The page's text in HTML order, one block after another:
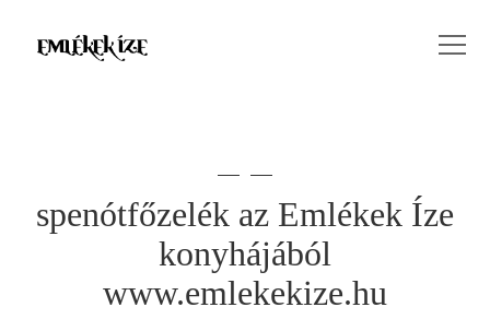
spenótfőzelék az Emlékek Íze
konyhájából
www.emlekekize.hu